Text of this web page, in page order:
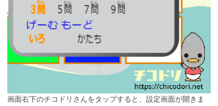
画面右下のチコドリさんをタップすると、設定画面が開きま